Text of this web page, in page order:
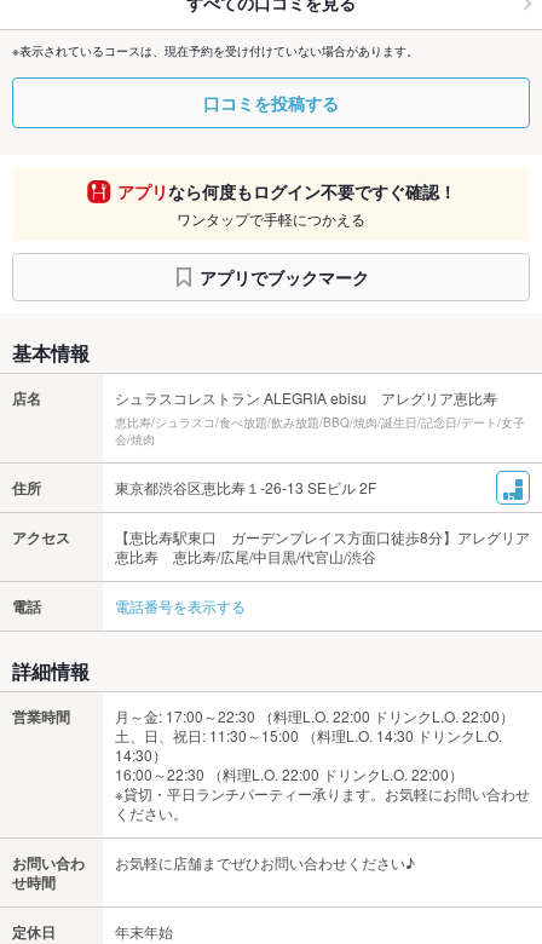
※表示されているコースは、現在予約を受け付けていない場合があります。
口コミを投稿する
アプリなら何度もログイン不要ですぐ確認！
ワンタップで手軽につかえる
アプリでブックマーク
基本情報
店名 シュラスコレストラン ALEGRIA ebisu アレグリア恵比寿
恵比寿/シュラスコ/食べ放題/飲み放題/BBQ/焼肉/誕生日/記念日/デート/女子
会/焼肉
住所 東京都渋谷区恵比寿１-26-13 SEビル 2F
アクセス
【恵比寿駅東口 ガーデンプレイス方面口徒歩8分】アレグリア
恵比寿 恵比寿/広尾/中目黒/代官山/渋谷
電話 電話番号を表示する
詳細情報
営業時間
月～金: 17:00～22:30 （料理L.O. 22:00 ドリンクL.O. 22:00）
土、日、祝日: 11:30～15:00 （料理L.O. 14:30 ドリンクL.O.
14:30）
16:00～22:30 （料理L.O. 22:00 ドリンクL.O. 22:00）
※貸切・平日ランチパーティー承ります。お気軽にお問い合わせ
ください。
お問い合わ
せ時間
お気軽に店舗までぜひお問い合わせください♪
定休日 年末年始